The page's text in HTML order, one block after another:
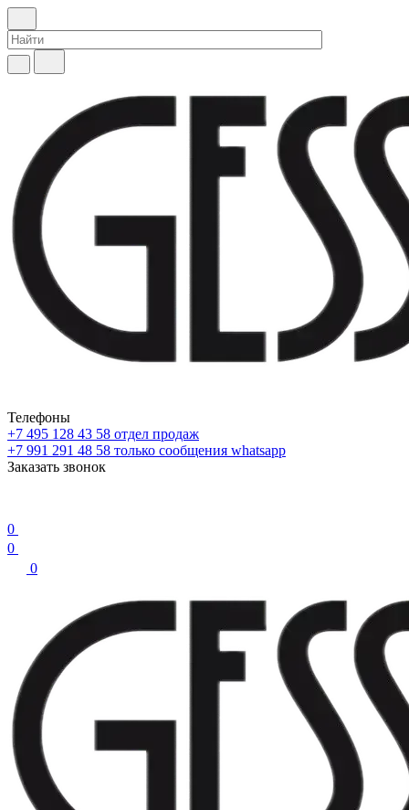
Телефоны
+7 495 128 43 58 отдел продаж
+7 991 291 48 58 только сообщения whatsapp
Заказать звонок
0
0
0